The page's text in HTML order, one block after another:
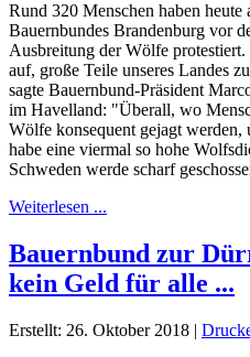
Rund 320 Menschen haben heute
Bauernbundes Brandenburg vor
Ausbreitung der Wölfe
auf, große Teile unseres Landes
sagte Bauernbund-Präsident
im Havelland: "Überall, wo
Wölfe konsequent gejagt
habe eine viermal so hohe
Schweden werde scharf
Weiterlesen ...
Bauernbund zur
kein Geld für alle ...
Erstellt: 26. Oktober 2018 |